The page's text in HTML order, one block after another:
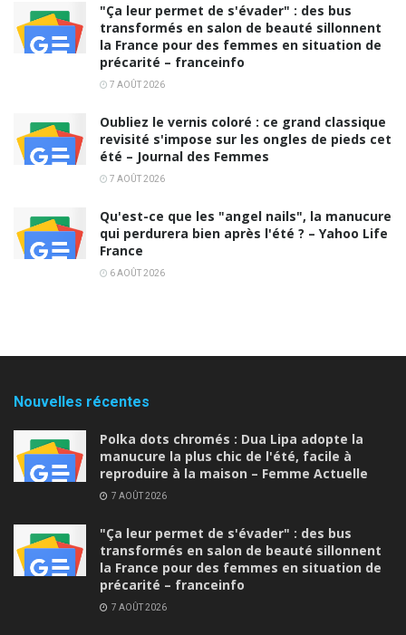
"Ça leur permet de s'évader" : des bus
transformés en salon de beauté sillonnent
la France pour des femmes en situation de
précarité – franceinfo
7 AOÛT 2026
Oubliez le vernis coloré : ce grand classique
revisité s'impose sur les ongles de pieds cet
été – Journal des Femmes
7 AOÛT 2026
Qu'est-ce que les "angel nails", la manucure
qui perdurera bien après l'été ? – Yahoo Life
France
6 AOÛT 2026
Nouvelles récentes
Polka dots chromés : Dua Lipa adopte la
manucure la plus chic de l'été, facile à
reproduire à la maison – Femme Actuelle
7 AOÛT 2026
"Ça leur permet de s'évader" : des bus
transformés en salon de beauté sillonnent
la France pour des femmes en situation de
précarité – franceinfo
7 AOÛT 2026